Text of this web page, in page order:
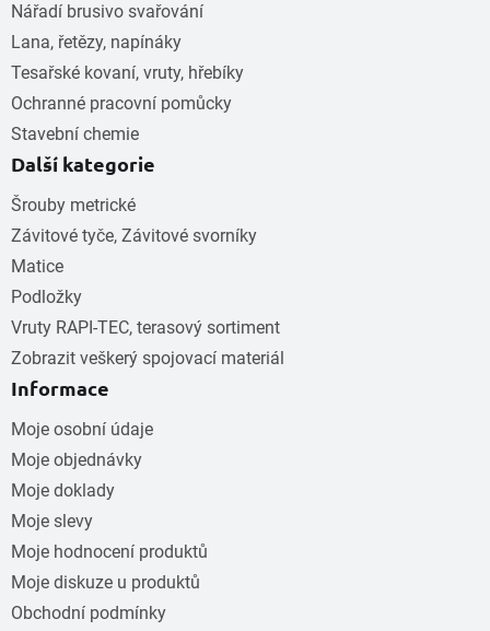
Nářadí brusivo svařování
Lana, řetězy, napínáky
Tesařské kovaní, vruty, hřebíky
Ochranné pracovní pomůcky
Stavební chemie
Další kategorie
Šrouby metrické
Závitové tyče, Závitové svorníky
Matice
Podložky
Vruty RAPI-TEC, terasový sortiment
Zobrazit veškerý spojovací materiál
Informace
Moje osobní údaje
Moje objednávky
Moje doklady
Moje slevy
Moje hodnocení produktů
Moje diskuze u produktů
Obchodní podmínky